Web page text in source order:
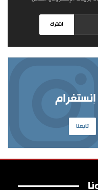
اشترك
إنستغرام
تابعنا